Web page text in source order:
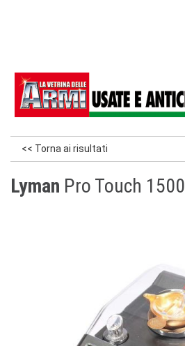
<< Torna ai risultati
Lyman Pro Touch 1500